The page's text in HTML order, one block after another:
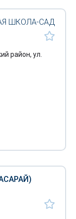
ШКОЛА-САД
район, ул.